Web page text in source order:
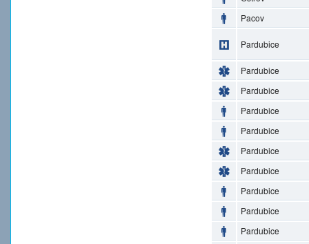
Pacov
Pardubice
Pardubice
Pardubice
Pardubice
Pardubice
Pardubice
Pardubice
Pardubice
Pardubice
Pardubice